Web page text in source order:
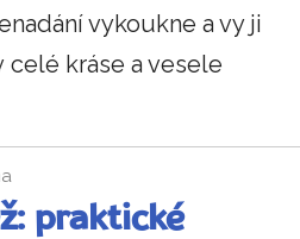
vykoukne a vy ji
kráse a vesele
praktické